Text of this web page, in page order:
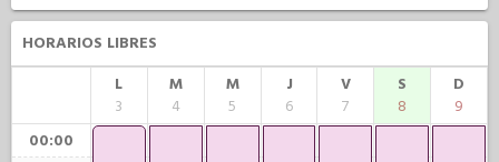
HORARIOS LIBRES
L
3
M
4
M
5
J
6
V
7
S
8
D
9
00:00